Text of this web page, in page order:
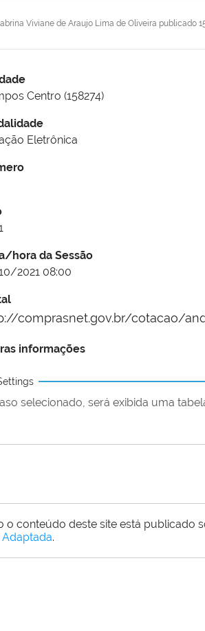
Viviane de Araujo Lima de Oliveira publicado
Centro (158274)
Eletrônica
hora da Sessão
2021 08:00
comprasnet.gov.br/cotacao/
informações
selecionado, será exibida uma
o conteúdo deste site está publicado
Adaptada.